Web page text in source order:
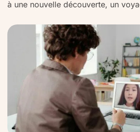
à une nouvelle découverte, un
l’apprentissage traditionnel en une
devient un défi captivant pour
enseignants. Importance de rendre
engageant Engager vos
Lorsque les…